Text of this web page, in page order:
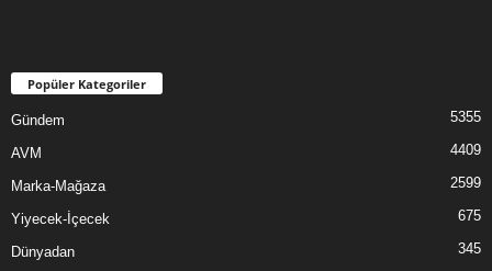
Popüler Kategoriler
Gündem 5355
AVM 4409
Marka-Mağaza 2599
Yiyecek-İçecek 675
Dünyadan 345